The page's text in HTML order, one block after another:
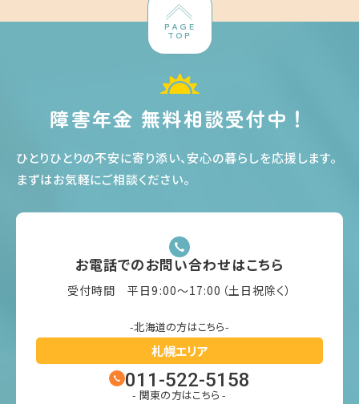
PAGE
TOP
障害年金 無料相談受付中！
ひとりひとりの不安に寄り添い、安心の暮らしを応援します。
まずはお気軽にご相談ください。
お電話でのお問い合わせはこちら
受付時間 平日9:00〜17:00（土日祝除く）
-北海道の方はこちら-
札幌エリア
011-522-5158
- 関東の方はこちら -